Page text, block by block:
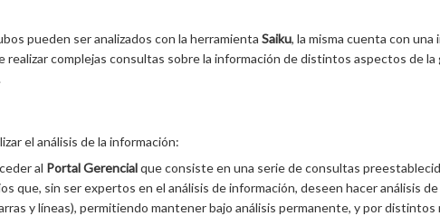
pueden ser analizados con la herramienta Saiku, la misma cuenta con
realizar complejas consultas sobre la información de distintos aspectos de
el análisis de la información:
al Portal Gerencialque consiste en una serie de consultas
que, sin ser expertos en el análisis de información, deseen hacer análisis
y líneas), permitiendo mantener bajo análisis permanente, y por